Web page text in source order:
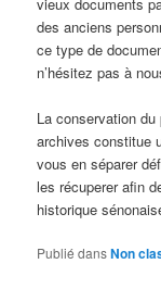
des anciens
ce type de
n’hésitez pas à
La conservation
archives constitue
vous en séparer
les récuperer afin
historique
Publié dansNon